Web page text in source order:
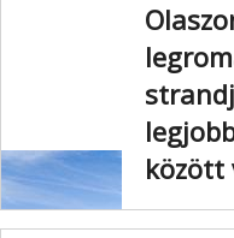
be az
között
Kék